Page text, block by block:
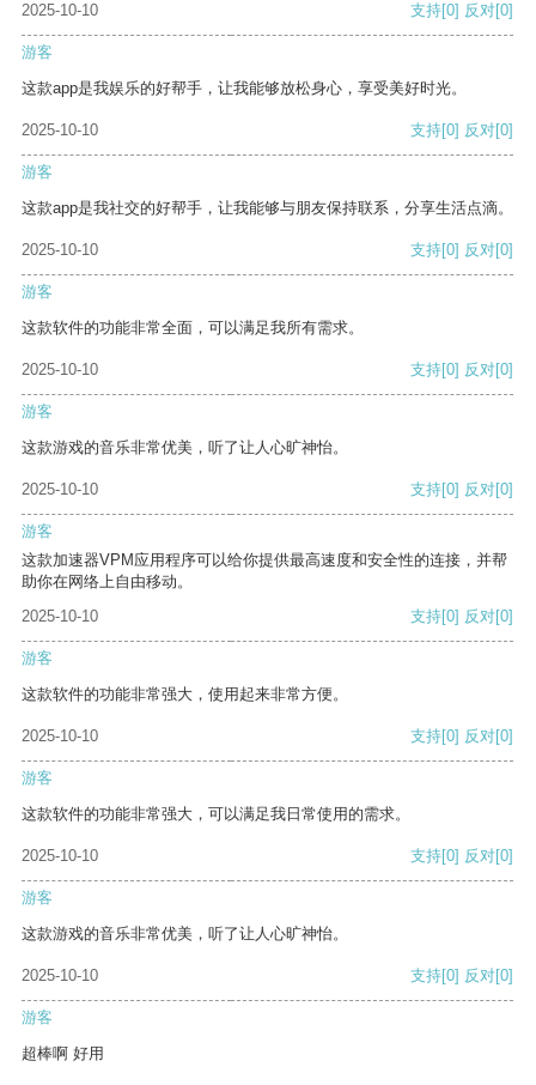
2025-10-10
支持[0] 反对[0]
游客
这款app是我娱乐的好帮手，让我能够放松身心，享受美好时光。
2025-10-10 支持[0] 反对[0]
游客
这款app是我社交的好帮手，让我能够与朋友保持联系，分享生活点滴。
2025-10-10 支持[0] 反对[0]
游客
这款软件的功能非常全面，可以满足我所有需求。
2025-10-10 支持[0] 反对[0]
游客
这款游戏的音乐非常优美，听了让人心旷神怡。
2025-10-10 支持[0] 反对[0]
游客
这款加速器VPM应用程序可以给你提供最高速度和安全性的连接，并帮
助你在网络上自由移动。
2025-10-10
支持[0] 反对[0]
游客
这款软件的功能非常强大，使用起来非常方便。
2025-10-10 支持[0] 反对[0]
游客
这款软件的功能非常强大，可以满足我日常使用的需求。
2025-10-10 支持[0] 反对[0]
游客
这款游戏的音乐非常优美，听了让人心旷神怡。
2025-10-10 支持[0] 反对[0]
游客
超棒啊 好用